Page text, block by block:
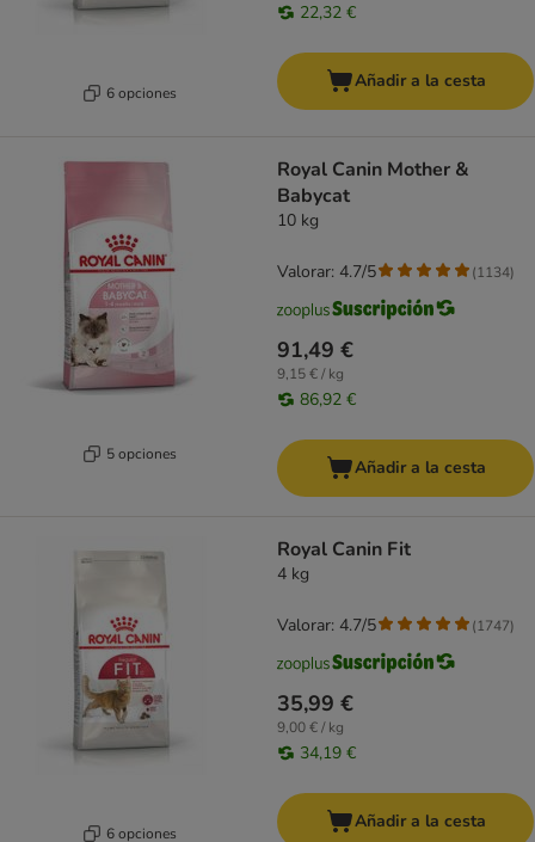
6 opciones
22,32 €
Añadir a la cesta
5 opciones
Royal Canin Mother &
Babycat
10 kg
91,49 €
9,15 € / kg
86,92 €
Valorar: 4.7/5 (1134)
Añadir a la cesta
6 opciones
Royal Canin Fit
4 kg
35,99 €
9,00 € / kg
34,19 €
Valorar: 4.7/5 (1747)
Añadir a la cesta